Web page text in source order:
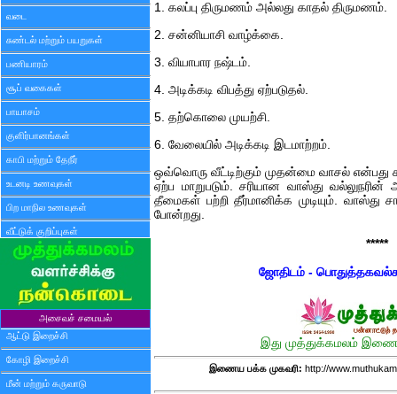
வடை
சுண்டல் மற்றும் பயறுகள்
பணியாரம்
சூப் வகைகள்
பாயாசம்
குளிர்பானங்கள்
காபி மற்றும் தேநீர்
உடனடி உணவுகள்
பிற மாநில உணவுகள்
வீட்டுக் குறிப்புகள்
அசைவச் சமையல்
ஆட்டு இறைச்சி
கோழி இறைச்சி
மீன் மற்றும் கருவாடு
1. கலப்பு திருமணம் அல்லது காதல் திருமணம்.
2. சன்னியாசி வாழ்க்கை.
3. வியாபார நஷ்டம்.
4. அடிக்கடி விபத்து ஏற்படுதல்.
5. தற்கொலை முயற்சி.
6. வேலையில் அடிக்கடி இடமாற்றம்.
ஒவ்வொரு வீட்டிற்கும் முதன்மை வாசல் என்பது
ஏற்ப மாறுபடும். சரியான வாஸ்து
தீமைகள் பற்றி தீர்மானிக்க முடியும். வாஸ்து
போன்றது.
*****
ஜோதிடம் -
இது முத்துக்கமலம்
இணைய பக்க முகவரி: http://